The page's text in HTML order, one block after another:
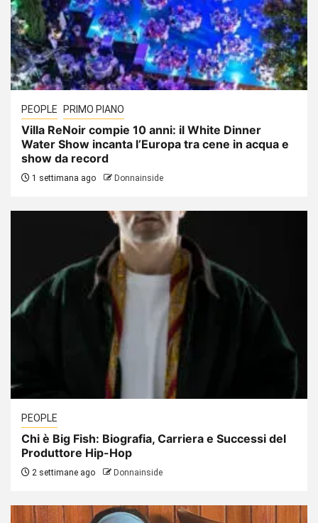
PEOPLE PRIMO PIANO
Villa ReNoir compie 10 anni: il White Dinner
Water Show incanta l’Europa tra cene in acqua e
show da record
1 settimana ago Donnainside
PEOPLE
Chi è Big Fish: Biografia, Carriera e Successi del
Produttore Hip-Hop
2 settimane ago Donnainside